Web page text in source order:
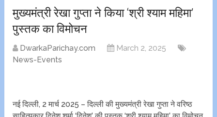
मुख्यमंत्री रेखा गुप्ता ने किया ‘श्री श्याम महिमा’
पुस्तक का विमोचन
DwarkaParichay.com
March 2, 2025
News-Events
नई दिल्ली, 2 मार्च 2025 – दिल्ली की मुख्यमंत्री रेखा गुप्ता ने वरिष्ठ